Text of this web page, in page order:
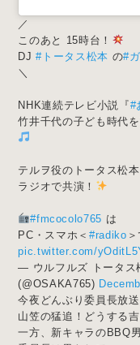
／
このあと 15時台！
DJ#トータス松本 の#
＼
NHK連続テレビ小説『#
竹井千代の子ども時代
テルヲ役のトータス松本
ラジオで共演！
#fmcocolo765 は
PC・スマホ＜ #radiko
pic.twitter.com/
— ウルフルズ トータス
(@OSAKA765)
今夜どんぶり委員長放送
山笠の猛追！どうする吉
一方、新キャラのBBQ